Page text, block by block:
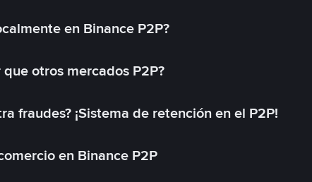
en Binance P2P?
otros mercados P2P?
fraudes? ¡Sistema de retención en el P2P!
en Binance P2P